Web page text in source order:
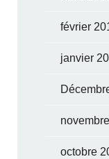
février
janvier
octobre